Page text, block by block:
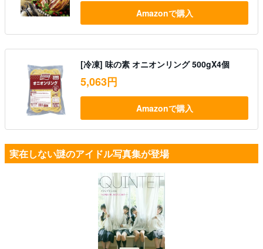
Amazonで購入
[冷凍] 味の素 オニオンリング 500gX4個
5,063円
Amazonで購入
実在しない謎のアイドル写真集が登場